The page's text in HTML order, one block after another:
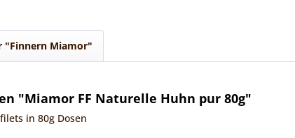
"Finnern Miamor"
"Miamor FF Naturelle Huhn pur 80g"
in 80g Dosen